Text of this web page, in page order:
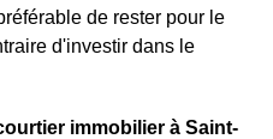
de rester pour le
d'investir dans le
immobilier à Saint-